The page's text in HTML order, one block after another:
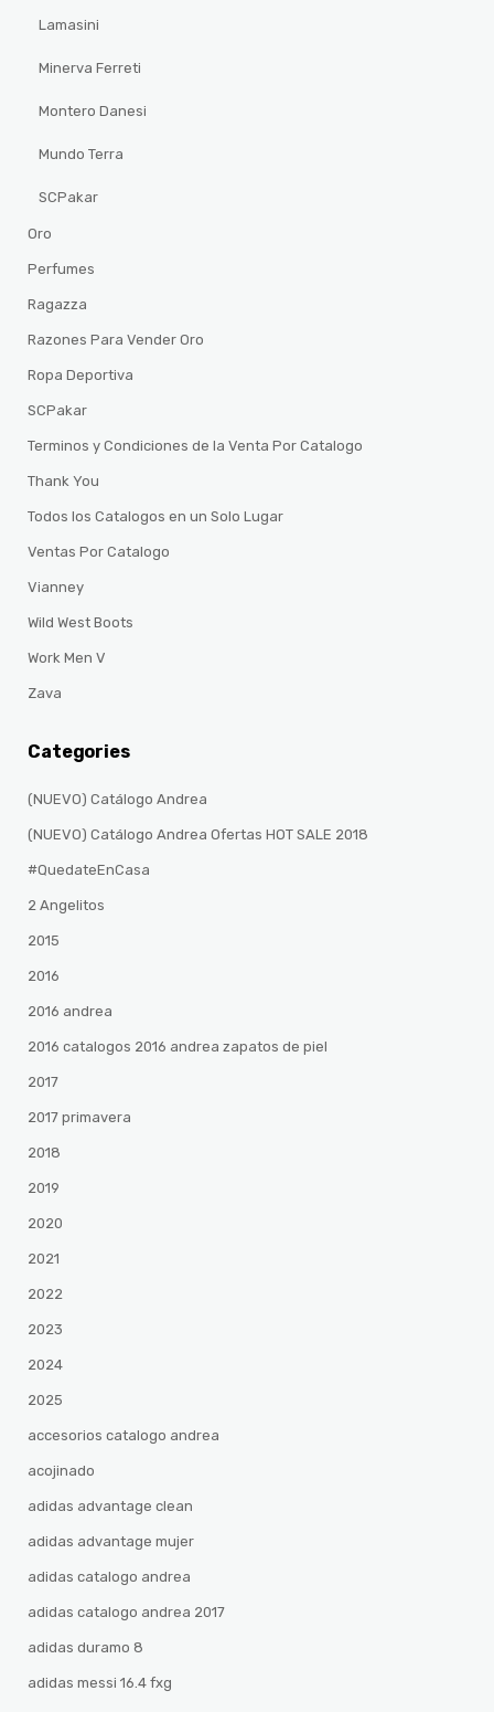
Lamasini
Minerva Ferreti
Montero Danesi
Mundo Terra
SCPakar
Oro
Perfumes
Ragazza
Razones Para Vender Oro
Ropa Deportiva
SCPakar
Terminos y Condiciones de la Venta Por Catalogo
Thank You
Todos los Catalogos en un Solo Lugar
Ventas Por Catalogo
Vianney
Wild West Boots
Work Men V
Zava
Categories
(NUEVO) Catálogo Andrea
(NUEVO) Catálogo Andrea Ofertas HOT SALE 2018
#QuedateEnCasa
2 Angelitos
2015
2016
2016 andrea
2016 catalogos 2016 andrea zapatos de piel
2017
2017 primavera
2018
2019
2020
2021
2022
2023
2024
2025
accesorios catalogo andrea
acojinado
adidas advantage clean
adidas advantage mujer
adidas catalogo andrea
adidas catalogo andrea 2017
adidas duramo 8
adidas messi 16.4 fxg